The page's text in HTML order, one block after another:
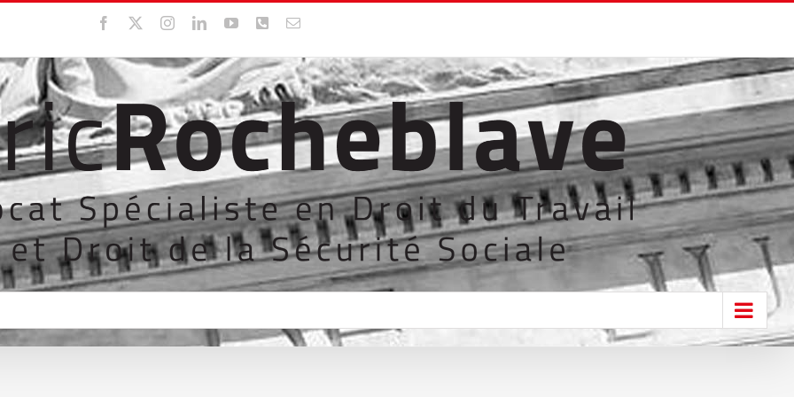
Facebook InstagramLinkedInYouTubeWhatsApp
Email